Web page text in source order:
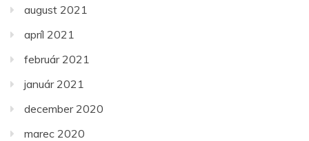
august 2021
apríl 2021
február 2021
január 2021
december 2020
marec 2020